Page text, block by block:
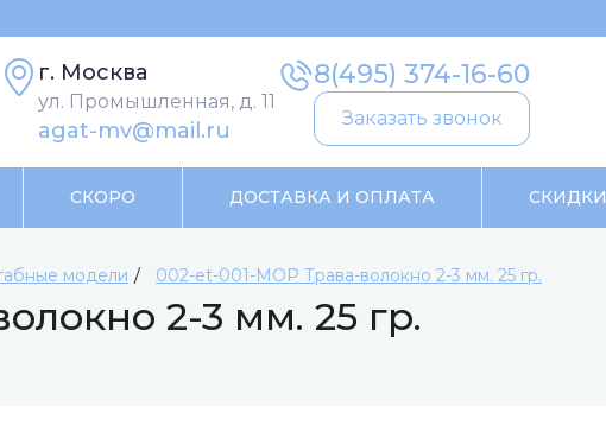
г. Москва
ул. Промышленная, д. 11
agat-mv@mail.ru
8(495) 374-16-60
Заказать звонок
СКОРО ДОСТАВКА И ОПЛАТА СКИДКИ
модели 002-et-001-МОР Трава-волокно 2-3 мм. 25 гр.
2-3 мм. 25 гр.